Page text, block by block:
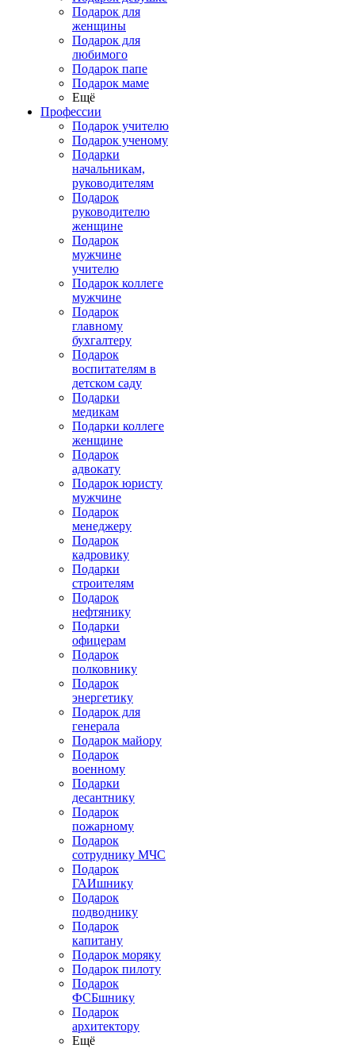
Подарок для
женщины
Подарок для
любимого
Подарок папе
Подарок маме
Ещё
Профессии
Подарок учителю
Подарок ученому
Подарки
начальникам,
руководителям
Подарок
руководителю
женщине
Подарок
мужчине
учителю
Подарок коллеге
мужчине
Подарок
главному
бухгалтеру
Подарок
воспитателям в
детском саду
Подарки
медикам
Подарки коллеге
женщине
Подарок
адвокату
Подарок юристу
мужчине
Подарок
менеджеру
Подарок
кадровику
Подарки
строителям
Подарок
нефтянику
Подарки
офицерам
Подарок
полковнику
Подарок
энергетику
Подарок для
генерала
Подарок майору
Подарок
военному
Подарки
десантнику
Подарок
пожарному
Подарок
сотруднику МЧС
Подарок
ГАИшнику
Подарок
подводнику
Подарок
капитану
Подарок моряку
Подарок пилоту
Подарок
ФСБшнику
Подарок
архитектору
Ещё